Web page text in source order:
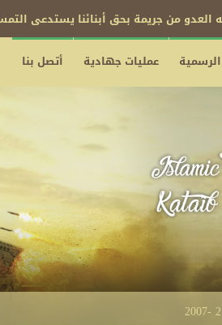
العدو من جريمة بحق أبنائنا يستدعي
الرسمية عمليات جهادية أتصل بنا